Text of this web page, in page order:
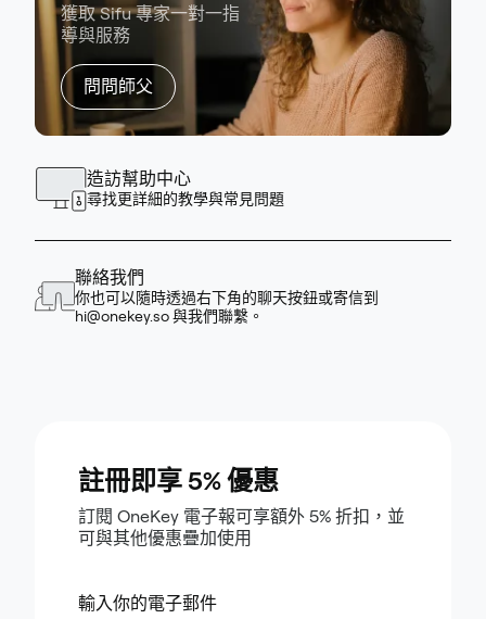
獲取 Sifu 專家一對一指
導與服務
問問師父
造訪幫助中心
尋找更詳細的教學與常見問題
聯絡我們
你也可以隨時透過右下角的聊天按鈕或寄信到
hi@onekey.so與我們聯繫。
註冊即享 5% 優惠
訂閱 OneKey 電子報可享額外 5% 折扣，並
可與其他優惠疊加使用